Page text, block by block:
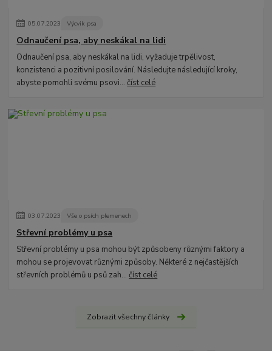
05.07.2023 Výcvik psa
Odnaučení psa, aby neskákal na lidi
Odnaučení psa, aby neskákal na lidi, vyžaduje trpělivost,
konzistenci a pozitivní posilování. Následujte následující kroky,
abyste pomohli svému psovi...číst celé
03.07.2023 Vše o psích plemenech
Střevní problémy u psa
Střevní problémy u psa mohou být způsobeny různými faktory a
mohou se projevovat různými způsoby. Některé z nejčastějších
střevních problémů u psů zah...číst celé
Zobrazit všechny články